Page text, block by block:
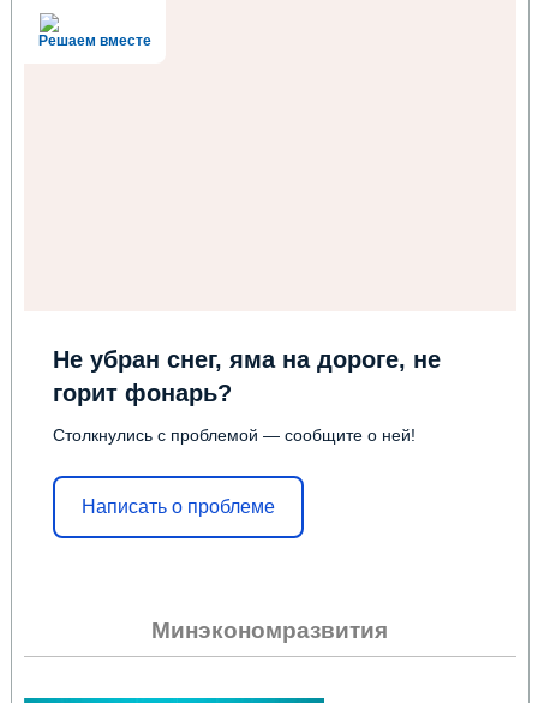
Решаем вместе
Не убран снег, яма на дороге, не
горит фонарь?
Столкнулись с проблемой — сообщите о ней!
Написать о проблеме
Минэкономразвития